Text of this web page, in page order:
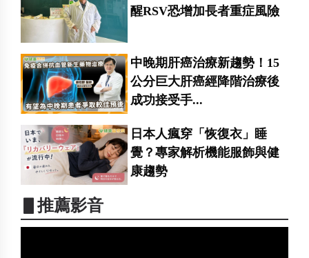
醒RSV恐增加長者重症風險
中晚期肝癌治療新趨勢！15
公分巨大肝癌經降階治療後
成功接受手...
日本人瘋穿「恢復衣」睡
覺？專家解析機能服飾與健
康趨勢
▋推薦影音